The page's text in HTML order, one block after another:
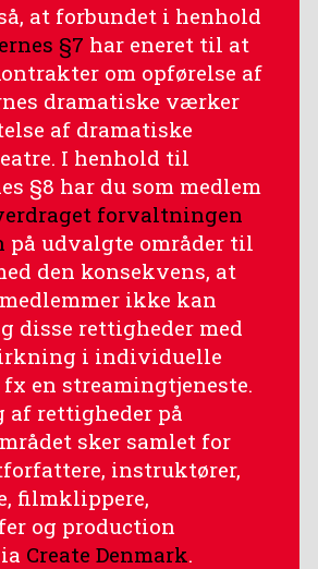
at forbundet i henhold
§7 har eneret til at
om opførelse af
dramatiske værker
af dramatiske
I henhold til
§8 har du som medlem
forvaltningen
på udvalgte områder til
den konsekvens, at
ikke kan
disse rettigheder med
i individuelle
en streamingtjeneste.
af rettigheder på
sker samlet for
instruktører,
filmklippere,
og production
Create Denmark.